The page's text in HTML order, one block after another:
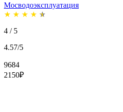
Мосводоэксплуатация
★ ★ ★ ★ ★
4 / 5
4.57/5
9684
2150₽